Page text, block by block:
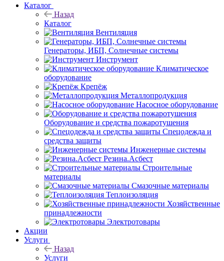
Каталог
Назад
Каталог
Вентиляция
Генераторы, ИБП, Солнечные системы
Инструмент
Климатическое
оборудование
Крепёж
Металлопродукция
Насосное оборудование
Оборудование и средства пожаротушения
Спецодежда и
средства защиты
Инженерные системы
Резина.Асбест
Строительные
материалы
Смазочные материалы
Теплоизоляция
Хозяйственные
принадлежности
Электротовары
Акции
Услуги
Назад
Услуги